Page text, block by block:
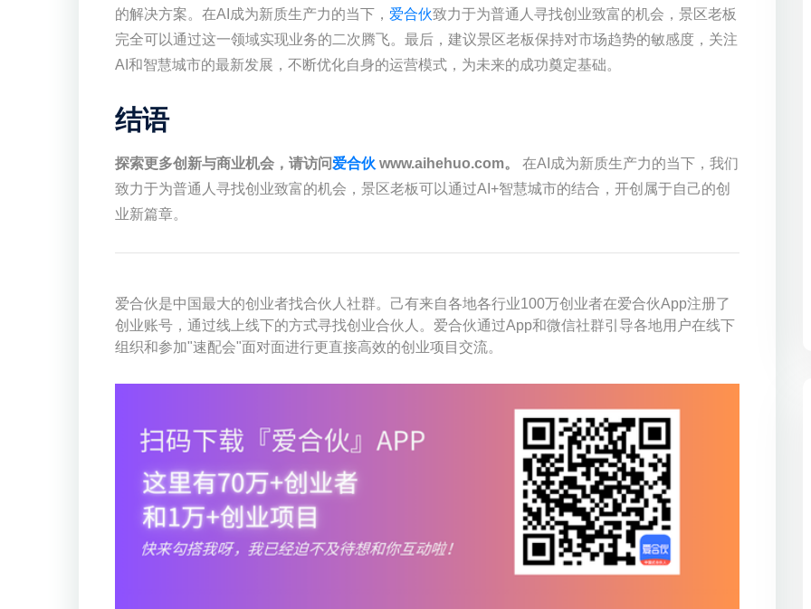
的解决方案。在AI成为新质生产力的当下， 爱合伙致力于为普通人寻找创业致富的机会，景区老板
完全可以通过这一领域实现业务的二次腾飞。最后，建议景区老板保持对市场趋势的敏感度，关注
AI和智慧城市的最新发展，不断优化自身的运营模式，为未来的成功奠定基础。
结语
探索更多创新与商业机会，请访问爱合伙 www.aihehuo.com。
在AI成为新质生产力的当下，我们
致力于为普通人寻找创业致富的机会，景区老板可以通过AI+智慧城市的结合，开创属于自己的创
业新篇章。
爱合伙是中国最大的创业者找合伙人社群。己有来自各地各行业100万创业者在爱合伙App注册了
创业账号，通过线上线下的方式寻找创业合伙人。爱合伙通过App和微信社群引导各地用户在线下
组织和参加"速配会"面对面进行更直接高效的创业项目交流。